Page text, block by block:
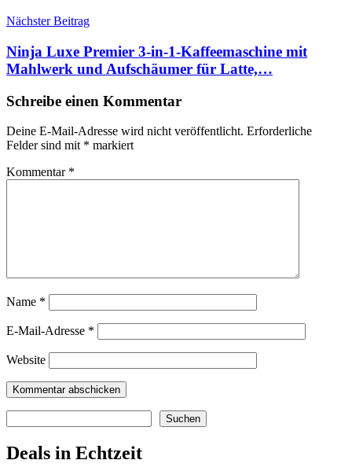
Nächster Beitrag
Ninja Luxe Premier 3-in-1-Kaffeemaschine mit
Mahlwerk und Aufschäumer für Latte,…
Schreibe einen Kommentar
Deine E-Mail-Adresse wird nicht veröffentlicht. Erforderliche
Felder sind mit * markiert
Kommentar *
Name *
E-Mail-Adresse *
Website
Suchen
Deals in Echtzeit